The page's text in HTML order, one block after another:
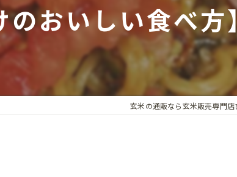
のおいしい食べ方
玄米の通販なら玄米販売専門店